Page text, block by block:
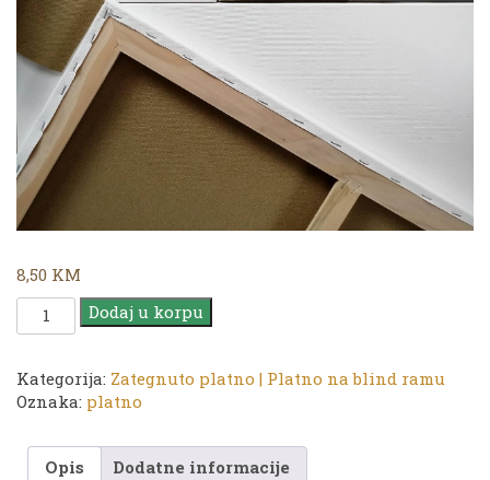
8,50 KM
Platno
|
20
x
cm
količina
Dodaj u korpu
Kategorija: Zategnuto platno | Platno na blind ramu
Oznaka: platno
Opis Dodatne informacije